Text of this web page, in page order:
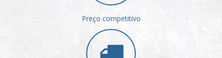
Preço competitivo